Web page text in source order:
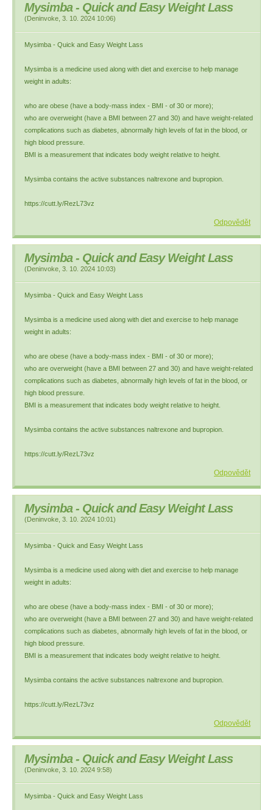
Mysimba - Quick and Easy Weight Lass
(Deninvoke 3. 10. 2024 10:06)
Mysimba - Quick and Easy Weight Lass
Mysimba is a medicine used along with diet and exercise to help manage
weight in adults:
who are obese (have a body-mass index - BMI - of 30 or more);
who are overweight (have a BMI between 27 and 30) and have weight-related
complications such as diabetes, abnormally high levels of fat in the blood, or
high blood pressure.
BMI is a measurement that indicates body weight relative to height.
Mysimba contains the active substances naltrexone and bupropion.
https://cutt.ly/RezL73vz
Odpovědět
Mysimba - Quick and Easy Weight Lass
(Deninvoke 3. 10. 2024 10:03)
Mysimba - Quick and Easy Weight Lass
Mysimba is a medicine used along with diet and exercise to help manage
weight in adults:
who are obese (have a body-mass index - BMI - of 30 or more);
who are overweight (have a BMI between 27 and 30) and have weight-related
complications such as diabetes, abnormally high levels of fat in the blood, or
high blood pressure.
BMI is a measurement that indicates body weight relative to height.
Mysimba contains the active substances naltrexone and bupropion.
https://cutt.ly/RezL73vz
Odpovědět
Mysimba - Quick and Easy Weight Lass
(Deninvoke 3. 10. 2024 10:01)
Mysimba - Quick and Easy Weight Lass
Mysimba is a medicine used along with diet and exercise to help manage
weight in adults:
who are obese (have a body-mass index - BMI - of 30 or more);
who are overweight (have a BMI between 27 and 30) and have weight-related
complications such as diabetes, abnormally high levels of fat in the blood, or
high blood pressure.
BMI is a measurement that indicates body weight relative to height.
Mysimba contains the active substances naltrexone and bupropion.
https://cutt.ly/RezL73vz
Odpovědět
Mysimba - Quick and Easy Weight Lass
(Deninvoke 3. 10. 2024 9:58)
Mysimba - Quick and Easy Weight Lass